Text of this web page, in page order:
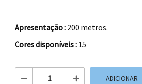
Apresentação : 200 metros.
Cores disponíveis : 15
Quantidade de Fita de Rafia
ADICIONAR